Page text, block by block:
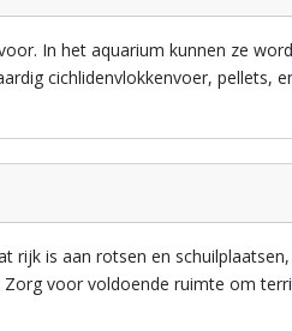
In het aquarium kunnen ze
cichlidenvlokkenvoer, pellets,
rijk is aan rotsen en
voor voldoende ruimte om